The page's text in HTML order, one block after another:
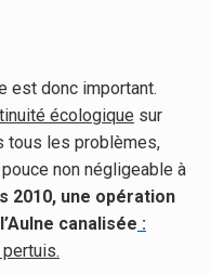
est donc important.
écologique sur
tous les problèmes,
non négligeable à
2010, une opération
canalisée :
pertuis.